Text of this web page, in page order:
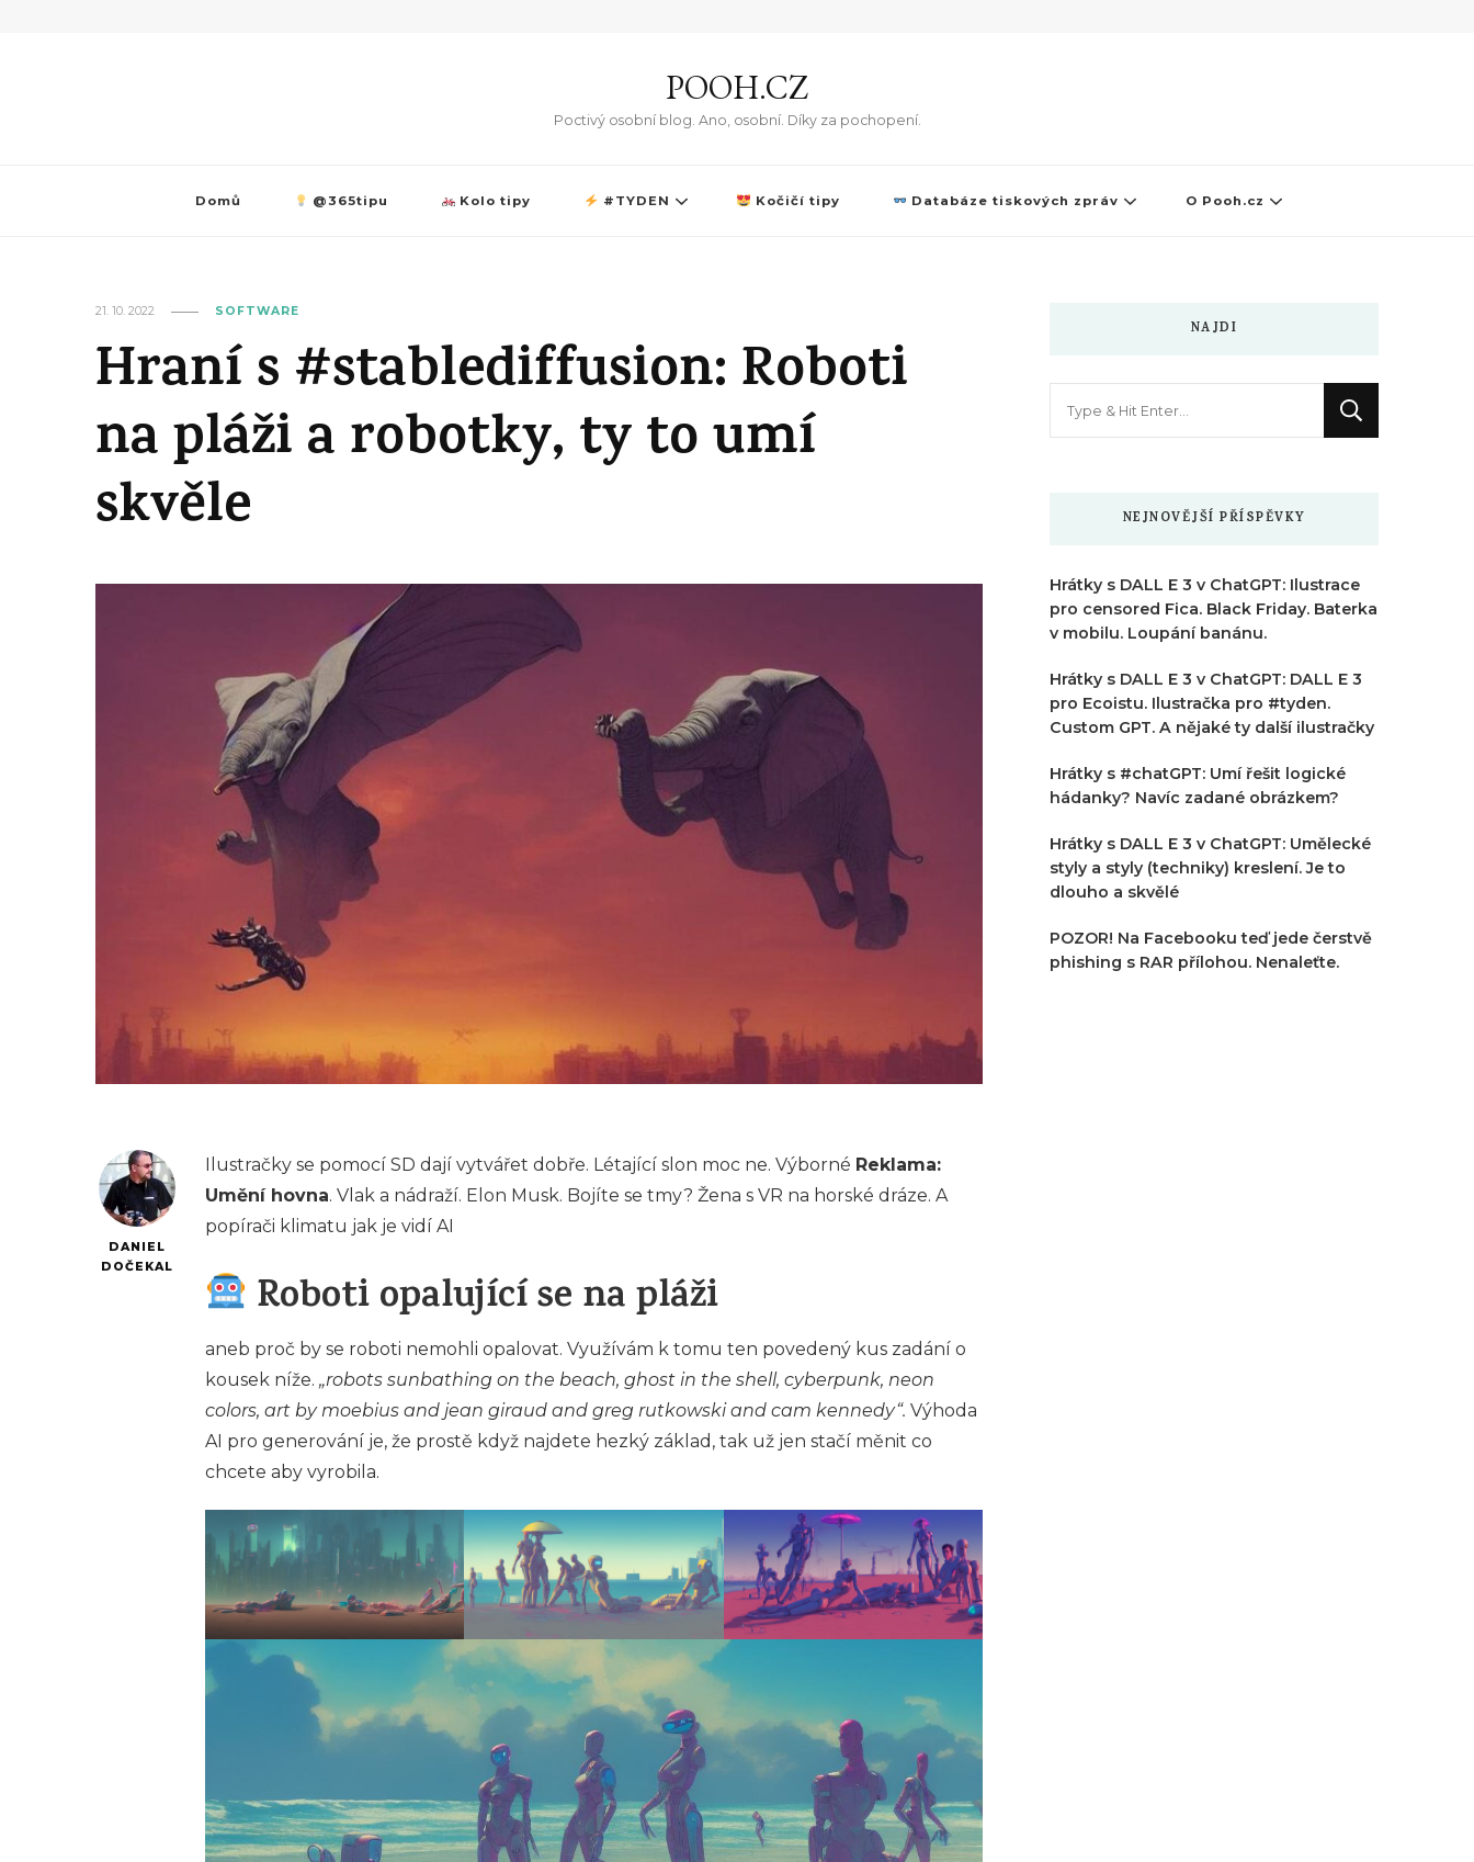
POOH.CZ
Poctivý osobní blog. Ano, osobní. Díky za pochopení.
Domů @365tipu Kolo tipy #TYDEN Kočičí tipy Databáze tiskových zpráv O Pooh.cz
21. 10. 2022 SOFTWARE
Hraní s #stablediffusion: Roboti
na pláži a robotky, ty to umí
skvěle
DANIEL
DOČEKAL
Ilustračky se pomocí SD dají vytvářet dobře. Létající slon moc ne. Výborné Reklama:
Umění hovna. Vlak a nádraží. Elon Musk. Bojíte se tmy? Žena s VR na horské dráze. A
popírači klimatu jak je vidí AI
Roboti opalující se na pláži
aneb proč by se roboti nemohli opalovat. Využívám k tomu ten povedený kus zadání o
kousek níže. „robots sunbathing on the beach, ghost in the shell, cyberpunk, neon
colors, art by moebius and jean giraud and greg rutkowski and cam kennedy“. Výhoda
AI pro generování je, že prostě když najdete hezký základ, tak už jen stačí měnit co
chcete aby vyrobila.
NAJDI
NEJNOVĚJŠÍ PŘÍSPĚVKY
Hrátky s DALL E 3 v ChatGPT: Ilustrace
pro censored Fica. Black Friday. Baterka
v mobilu. Loupání banánu.
Hrátky s DALL E 3 v ChatGPT: DALL E 3
pro Ecoistu. Ilustračka pro #tyden.
Custom GPT. A nějaké ty další ilustračky
Hrátky s #chatGPT: Umí řešit logické
hádanky? Navíc zadané obrázkem?
Hrátky s DALL E 3 v ChatGPT: Umělecké
styly a styly (techniky) kreslení. Je to
dlouho a skvělé
POZOR! Na Facebooku teď jede čerstvě
phishing s RAR přílohou. Nenaleťte.